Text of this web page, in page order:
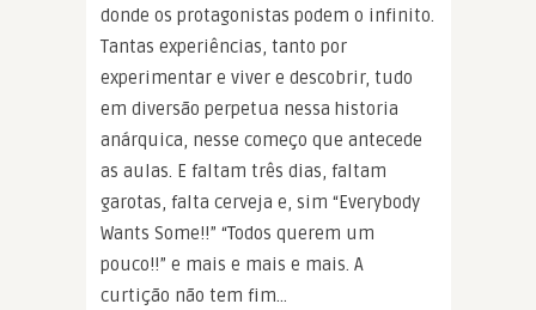
donde os protagonistas podem o infinito.
Tantas experiências, tanto por
experimentar e viver e descobrir, tudo
em diversão perpetua nessa historia
anárquica, nesse começo que antecede
as aulas. E faltam três dias, faltam
garotas, falta cerveja e, sim “Everybody
Wants Some!!” “Todos querem um
pouco!!” e mais e mais e mais. A
curtição não tem fim…